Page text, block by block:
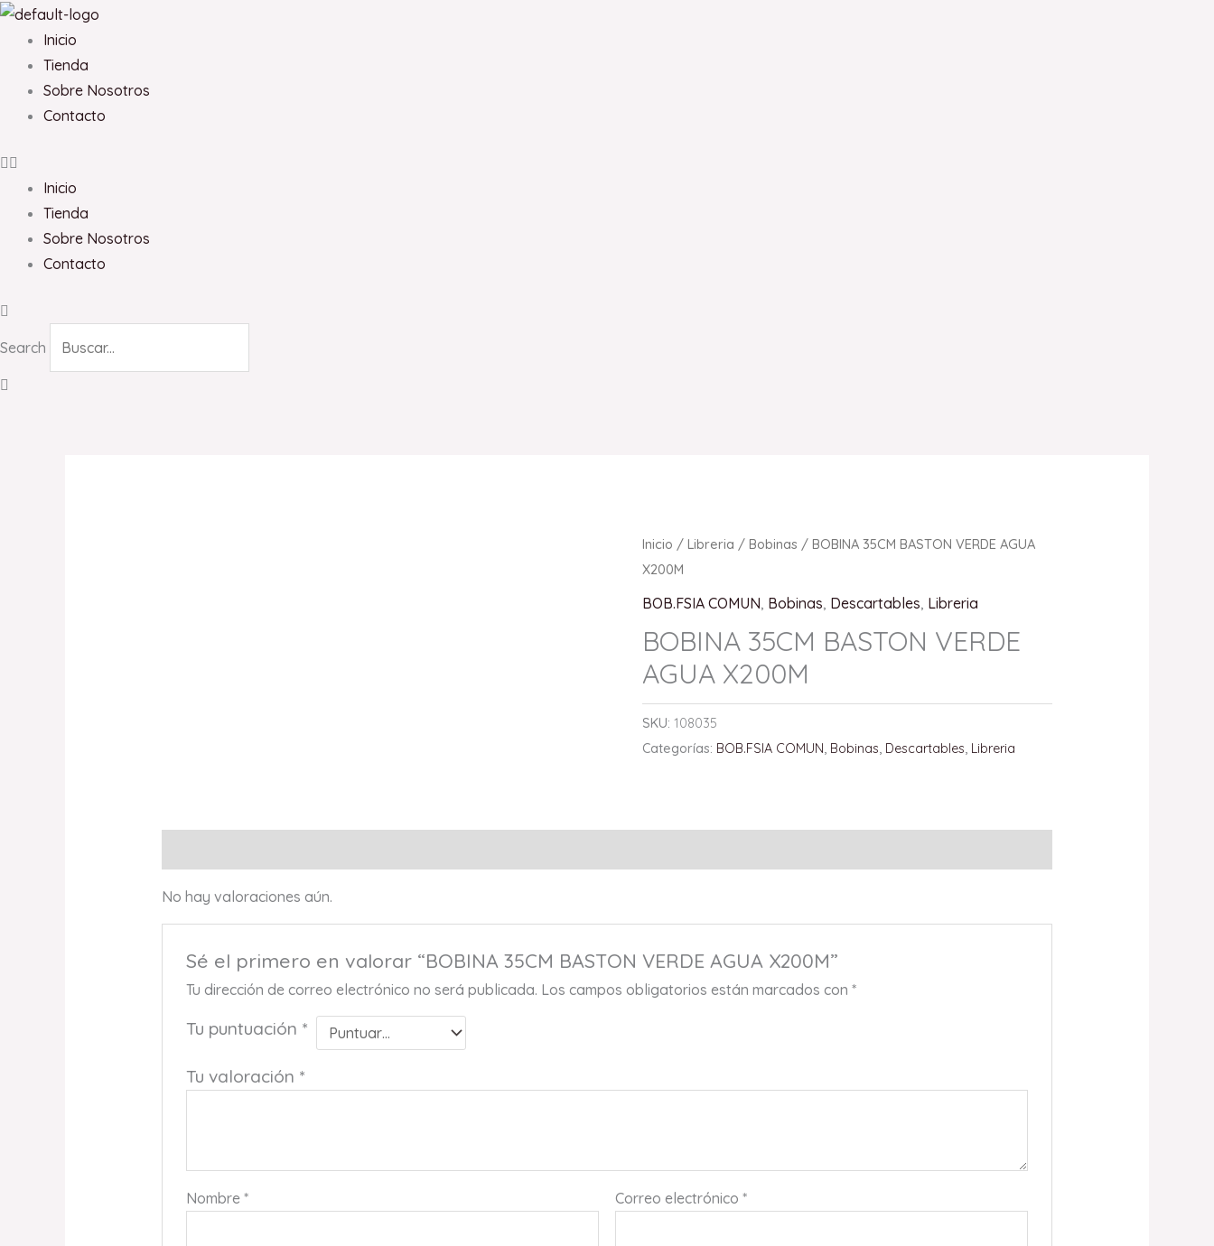
Ir
contenido
Inicio
Tienda
Sobre Nosotros
Contacto
Inicio
Tienda
Sobre Nosotros
Contacto
Search
Inicio /Libreria /Bobinas / BOBINA 35CM BASTON VERDE AGUA
X200M
BOB.FSIA COMUN, Bobinas, Descartables, Libreria
BOBINA 35CM BASTON VERDE
AGUA X200M
SKU:108035
Categorías: BOB.FSIA COMUN, Bobinas, Descartables, Libreria
No hay valoraciones aún.
Sé el primero en valorar “BOBINA 35CM BASTON VERDE AGUA X200M”
Tu dirección de correo electrónico no será publicada. Los campos obligatorios están marcados con*
Tu puntuación *
Tu valoración *
Nombre* Correo electrónico*